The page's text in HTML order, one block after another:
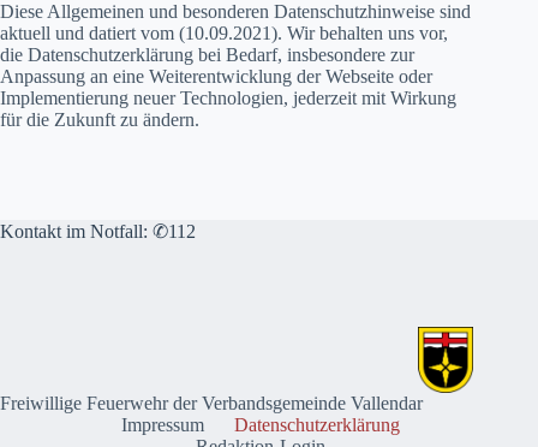
Diese Allgemeinen und besonderen Datenschutzhinweise sind
aktuell und datiert vom (10.09.2021). Wir behalten uns vor,
die Datenschutzerklärung bei Bedarf, insbesondere zur
Anpassung an eine Weiterentwicklung der Webseite oder
Implementierung neuer Technologien, jederzeit mit Wirkung
für die Zukunft zu ändern.
Kontakt im Notfall: ✆112
Freiwillige Feuerwehr der Verbandsgemeinde Vallendar
Impressum
Datenschutzerklärung